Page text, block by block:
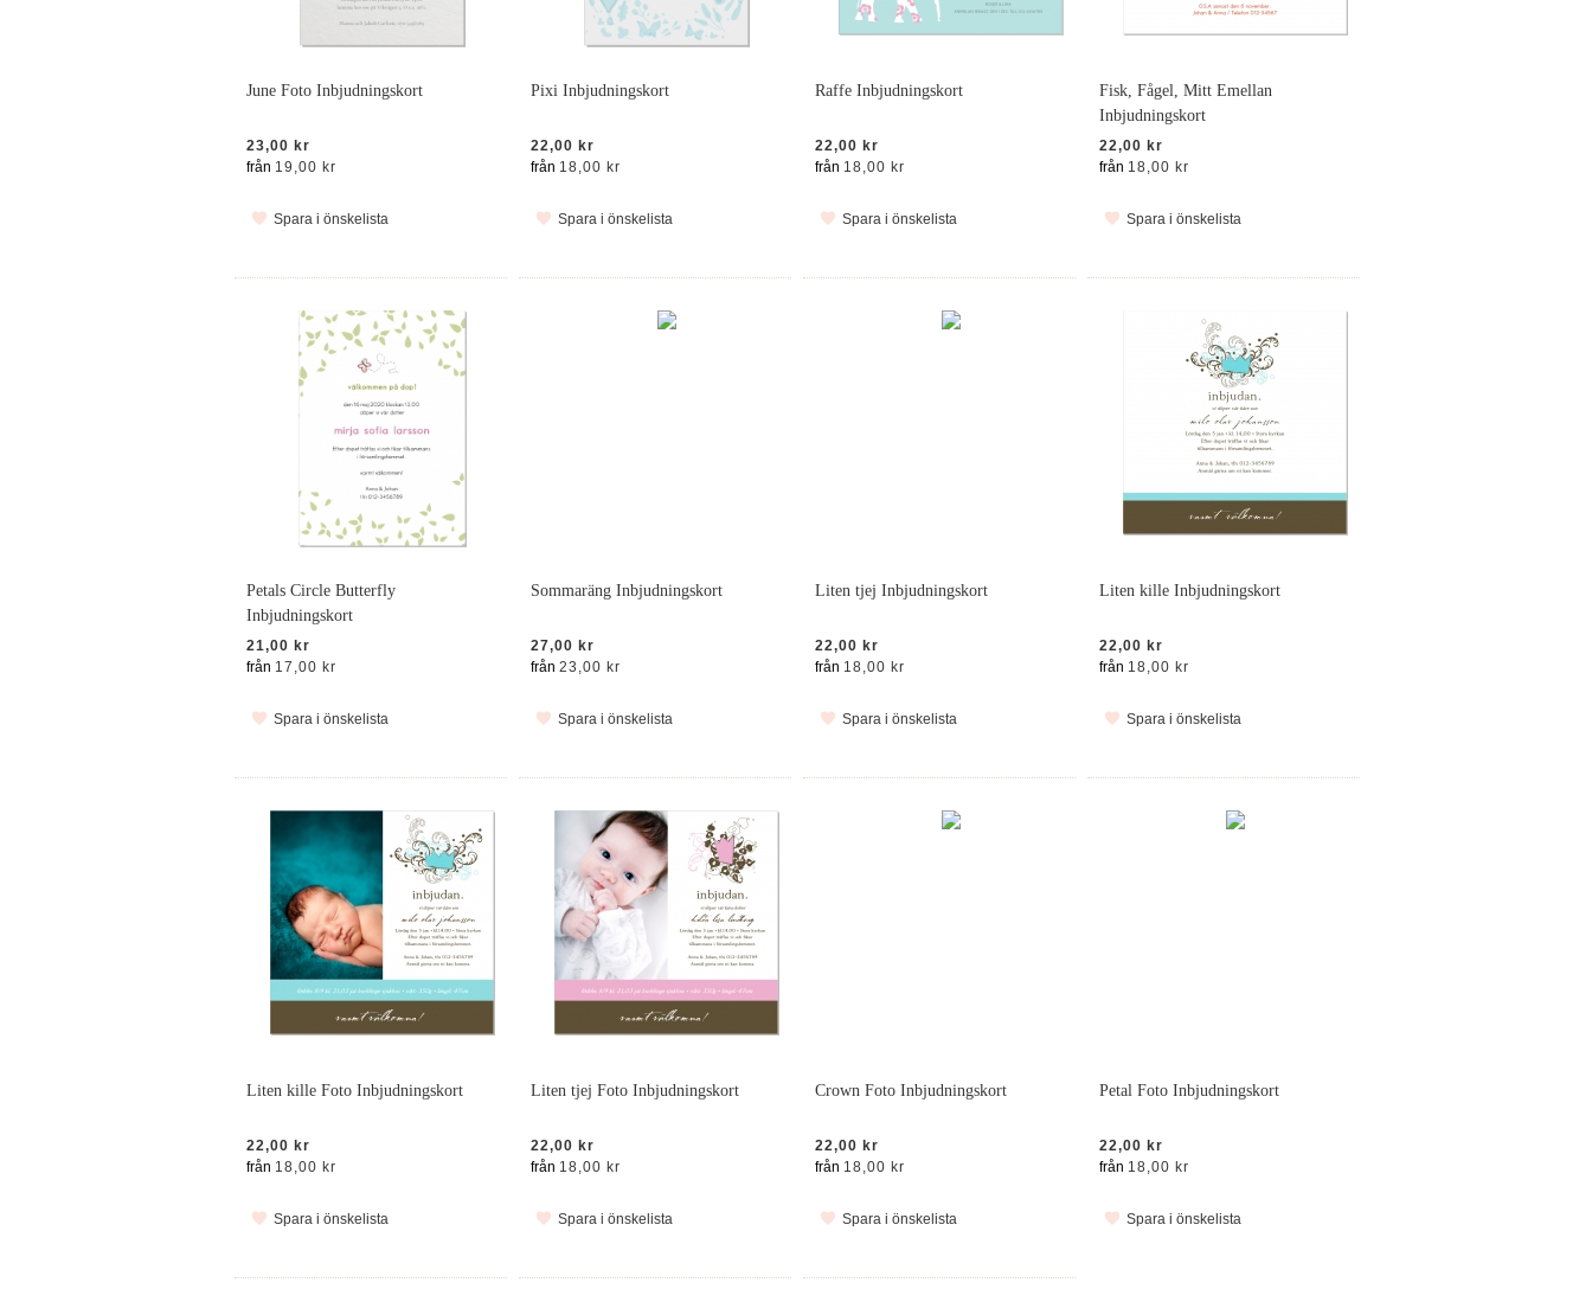
June Foto Inbjudningskort
23,00 kr
från 19,00 kr
Spara i önskelista
Pixi Inbjudningskort
22,00 kr
från 18,00 kr
Spara i önskelista
Raffe Inbjudningskort
22,00 kr
från 18,00 kr
Spara i önskelista
Fisk, Fågel, Mitt Emellan
Inbjudningskort
22,00 kr
från 18,00 kr
Spara i önskelista
Petals Circle Butterfly
Inbjudningskort
21,00 kr
från 17,00 kr
Spara i önskelista
Sommaräng Inbjudningskort
27,00 kr
från 23,00 kr
Spara i önskelista
Liten tjej Inbjudningskort
22,00 kr
från 18,00 kr
Spara i önskelista
Liten kille Inbjudningskort
22,00 kr
från 18,00 kr
Spara i önskelista
Liten kille Foto Inbjudningskort
22,00 kr
från 18,00 kr
Spara i önskelista
Liten tjej Foto Inbjudningskort
22,00 kr
från 18,00 kr
Spara i önskelista
Crown Foto Inbjudningskort
22,00 kr
från 18,00 kr
Spara i önskelista
Petal Foto Inbjudningskort
22,00 kr
från 18,00 kr
Spara i önskelista